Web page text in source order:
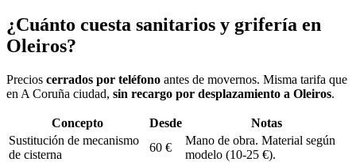
¿Cuánto cuesta sanitarios y grifería en
Oleiros?
Precios cerrados por teléfono antes de movernos. Misma tarifa que
en A Coruña ciudad, sin recargo por desplazamiento a Oleiros.
Concepto Desde
Notas
Sustitución de mecanismo
de cisterna
60 €
Mano de obra. Material según
modelo (10-25 €).